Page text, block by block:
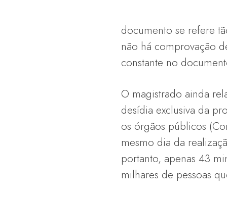
documento se refere
não há comprovação
constante no
O magistrado ainda
desídia exclusiva da
os órgãos públicos
mesmo dia da
portanto, apenas 43
milhares de pessoas